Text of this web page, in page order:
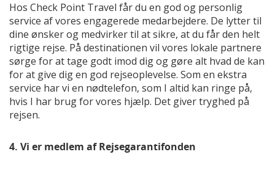
Hos Check Point Travel får du en god og personlig
service af vores engagerede medarbejdere. De lytter til
dine ønsker og medvirker til at sikre, at du får den helt
rigtige rejse. På destinationen vil vores lokale partnere
sørge for at tage godt imod dig og gøre alt hvad de kan
for at give dig en god rejseoplevelse. Som en ekstra
service har vi en nødtelefon, som I altid kan ringe på,
hvis I har brug for vores hjælp. Det giver tryghed på
rejsen.
4. Vi er medlem af Rejsegarantifonden